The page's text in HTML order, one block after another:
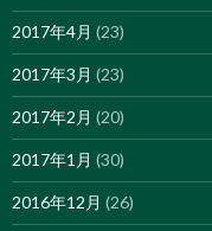
2017年4月 (23)
2017年3月 (23)
2017年2月 (20)
2017年1月 (30)
2016年12月 (26)